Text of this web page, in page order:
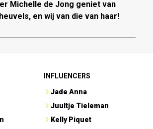
Michelle de Jong geniet van
en wij van die van haar!
INFLUENCERS
Jade Anna
Juultje Tieleman
Kelly Piquet